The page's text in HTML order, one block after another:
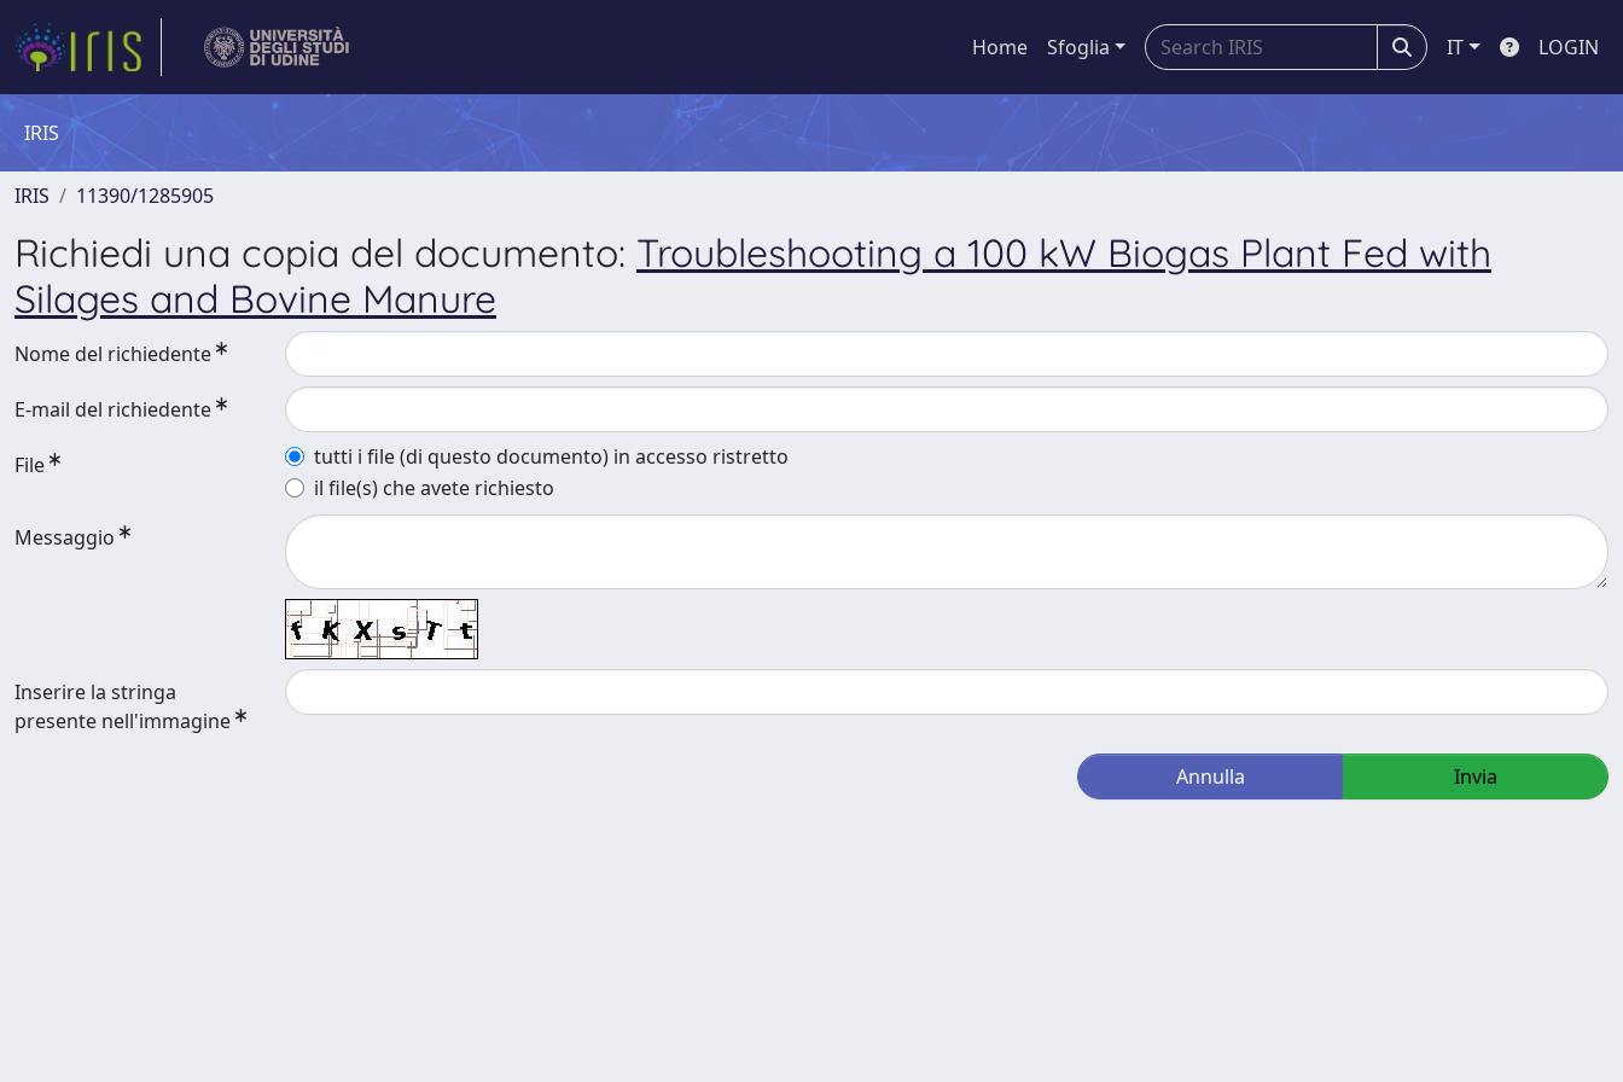
Home Sfoglia IT LOGIN
IRIS
IRIS 11390/1285905
Richiedi una copia del documento: Troubleshooting a 100 kW Biogas Plant Fed with
Silages and Bovine Manure
Nome del richiedente
E-mail del richiedente
File
tutti i file (di questo documento) in accesso ristretto
il file(s) che avete richiesto
Messaggio
Inserire la stringa
presente nell'immagine
Annulla Invia